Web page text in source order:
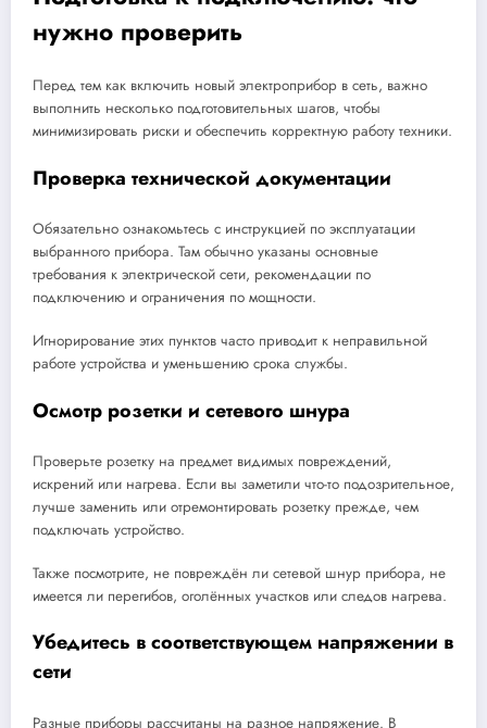
нужно проверить
Перед тем как включить новый электроприбор в сеть, важно
выполнить несколько подготовительных шагов, чтобы
минимизировать риски и обеспечить корректную работу техники.
Проверка технической документации
Обязательно ознакомьтесь с инструкцией по эксплуатации
выбранного прибора. Там обычно указаны основные
требования к электрической сети, рекомендации по
подключению и ограничения по мощности.
Игнорирование этих пунктов часто приводит к неправильной
работе устройства и уменьшению срока службы.
Осмотр розетки и сетевого шнура
Проверьте розетку на предмет видимых повреждений,
искрений или нагрева. Если вы заметили что-то подозрительное,
лучше заменить или отремонтировать розетку прежде, чем
подключать устройство.
Также посмотрите, не повреждён ли сетевой шнур прибора, не
имеется ли перегибов, оголённых участков или следов нагрева.
Убедитесь в соответствующем напряжении в
сети
Разные приборы рассчитаны на разное напряжение. В